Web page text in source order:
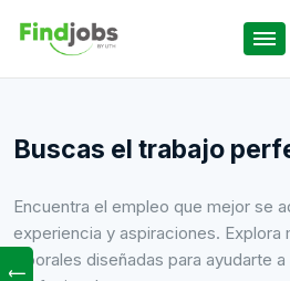
Regístrate y
Encuentra tu próxima oportunidad
Nuestra plataforma está diseñada